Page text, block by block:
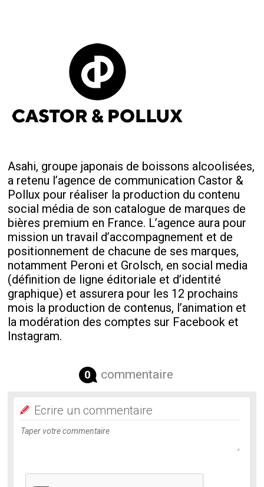
Asahi, groupe japonais de boissons alcoolisées,
a retenu l’agence de communication Castor &
Pollux pour réaliser la production du contenu
social média de son catalogue de marques de
bières premium en France. L’agence aura pour
mission un travail d’accompagnement et de
positionnement de chacune de ses marques,
notamment Peroni et Grolsch, en social media
(définition de ligne éditoriale et d’identité
graphique) et assurera pour les 12 prochains
mois la production de contenus, l’animation et
la modération des comptes sur Facebook et
Instagram.
0 commentaire
Ecrire un commentaire